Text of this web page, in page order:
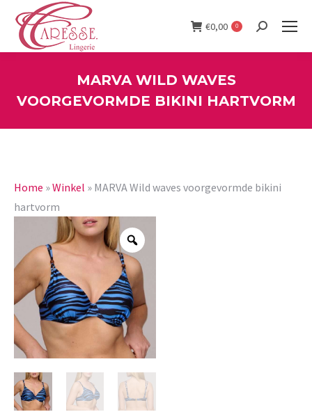
€0,00 0 Search:
MARVA WILD WAVES
VOORGEVORMDE BIKINI HARTVORM
Home »Winkel » MARVA Wild waves voorgevormde bikini
hartvorm